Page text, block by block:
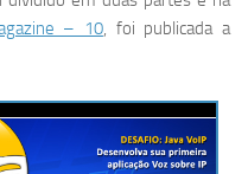
– 10, foi publicada a